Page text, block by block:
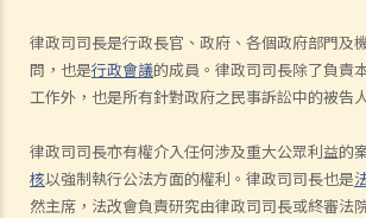
律政司司長是行政長官、政府、各個政府部門及
問，也是行政會議的成員。律政司司長除了負責
工作外，也是所有針對政府之民事訴訟中的被告
律政司司長亦有權介入任何涉及重大公眾利益的
核以強制執行公法方面的權利。律政司司長也是
然主席，法改會負責研究由律政司司長或終審法